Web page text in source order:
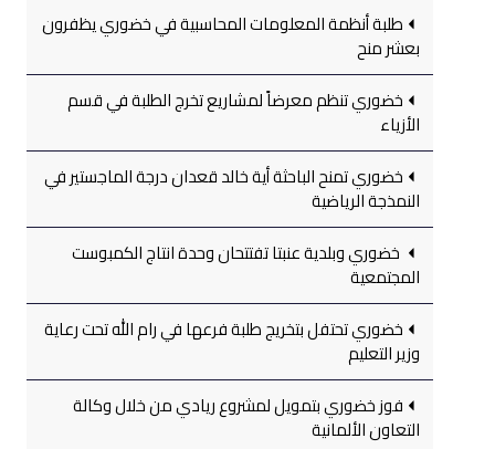
طلبة أنظمة المعلومات المحاسبية في خضوري يظفرون
بعشر منح
خضوري تنظم معرضاً لمشاريع تخرج الطلبة في قسم
الأزياء
خضوري تمنح الباحثة أية خالد قعدان درجة الماجستير في
النمذجة الرياضية
خضوري وبلدية عنبتا تفتتحان وحدة انتاج الكمبوست
المجتمعية
خضوري تحتفل بتخريج طلبة فرعها في رام الله تحت رعاية
وزير التعليم
فوز خضوري بتمويل لمشروع ريادي من خلال وكالة
التعاون الألمانية